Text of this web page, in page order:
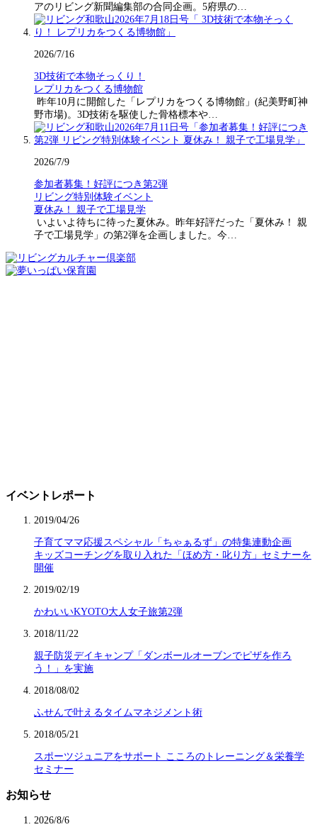
アのリビング新聞編集部の合同企画。5府県の…
2026/7/16
3D技術で本物そっくり！
レプリカをつくる博物館
昨年10月に開館した「レプリカをつくる博物館」(紀美野町神
野市場)。3D技術を駆使した骨格標本や…
2026/7/9
参加者募集！好評につき第2弾
リビング特別体験イベント
夏休み！ 親子で工場見学
いよいよ待ちに待った夏休み。昨年好評だった「夏休み！ 親
子で工場見学」の第2弾を企画しました。今…
イベントレポート
2019/04/26
子育てママ応援スペシャル「ちゃぁるず」の特集連動企画
キッズコーチングを取り入れた「ほめ方・叱り方」セミナーを
開催
2019/02/19
かわいいKYOTO大人女子旅第2弾
2018/11/22
親子防災デイキャンプ「ダンボールオーブンでピザを作ろ
う！」を実施
2018/08/02
ふせんで叶えるタイムマネジメント術
2018/05/21
スポーツジュニアをサポート こころのトレーニング＆栄養学
セミナー
お知らせ
2026/8/6